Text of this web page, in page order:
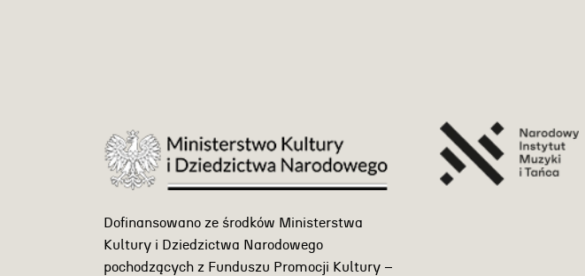
Dofinansowano ze środków Ministerstwa
Kultury i Dziedzictwa Narodowego
pochodzących z Funduszu Promocji Kultury –